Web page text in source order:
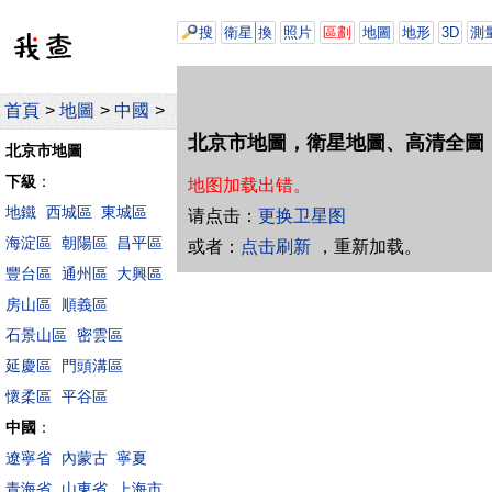
首頁 > 地圖 > 中國 >
北京市地圖
下級 ：
地鐵 西城區 東城區
海淀區 朝陽區 昌平區
豐台區 通州區 大興區
房山區
順義區
石景山區
密雲區
延慶區
門頭溝區
懷柔區 平谷區
中國 ：
遼寧省
內蒙古 寧夏
搜 衛星 換 照片 區劃 地圖 地形 3D 測
北京市地圖，衛星地圖、高清全圖
地图加载出错。
请点击： 更换卫星图
或者： 点击刷新 ，重新加载。